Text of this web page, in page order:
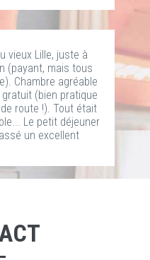
vieux Lille, juste à
(payant, mais tous
Chambre agréable
(bien pratique
route !). Tout était
Le petit déjeuner
un excellent